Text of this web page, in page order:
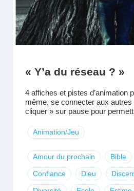
« Y’a du réseau ? »
4 affiches et pistes d’animation
même, se connecter aux
cliquer » sur pause pour
Animation/Jeu
Amour du prochain Bible
Confiance Dieu